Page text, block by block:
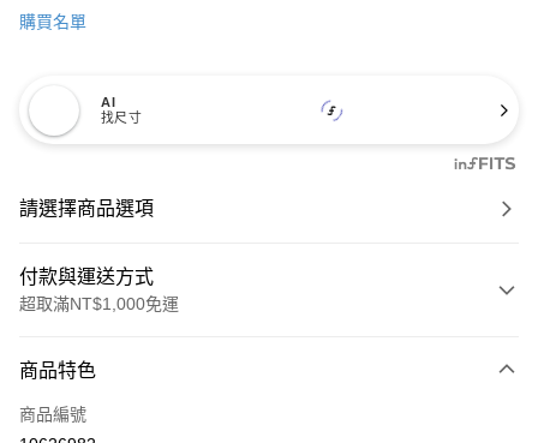
購買名單
AI
找尺寸
請選擇商品選項
付款與運送方式
超取滿NT$1,000免運
信用卡一次付款
信用卡分期付款
商品特色
商品編號